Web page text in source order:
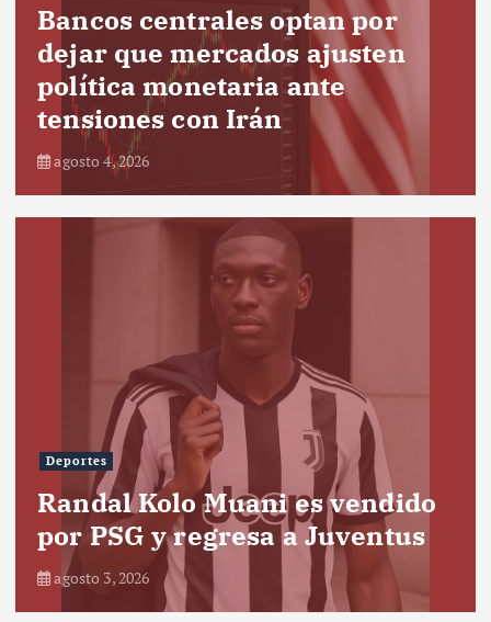
Bancos centrales optan por
dejar que mercados ajusten
política monetaria ante
tensiones con Irán
agosto 4, 2026
Deportes
Randal Kolo Muani es vendido
por PSG y regresa a Juventus
agosto 3, 2026